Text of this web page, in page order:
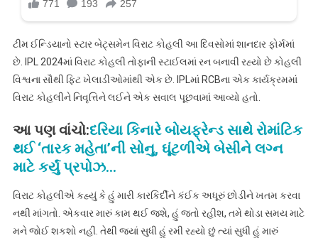
ટીમ ઈન્ડિયાનો સ્ટાર બેટ્સમેન વિરાટ કોહલી આ દિવસોમાં શાનદાર ફોર્મમાં
છે. IPL 2024માં વિરાટ કોહલી તોફાની સ્ટાઈલમાં રન બનાવી રહ્યો છે કોહલી
વિશ્વના સૌથી ફિટ ખેલાડીઓમાંથી એક છે. IPLમાં RCBના એક કાર્યક્રમમાં
વિરાટ કોહલીને નિવૃત્તિને લઈને એક સવાલ પૂછવામાં આવ્યો હતો.
આ પણ વાંચો:દરિયા કિનારે બોયફ્રેન્ડ સાથે રોમાંટિક
થઈ ‘તારક મહેતા’ની સોનુ, ઘૂંટળીએ બેસીને લગ્ન
માટે કર્યું પ્રપોઝ…
વિરાટ કોહલીએ કહ્યું કે હું મારી કારકિર્દીને કંઈક અધૂરું છોડીને ખતમ કરવા
નથી માંગતો. એકવાર મારું કામ થઈ જશે, હું જતો રહીશ, તમે થોડા સમય માટે
મને જોઈ શકશો નહીં. તેથી જ્યાં સુધી હું રમી રહ્યો છું ત્યાં સુધી હું મારું